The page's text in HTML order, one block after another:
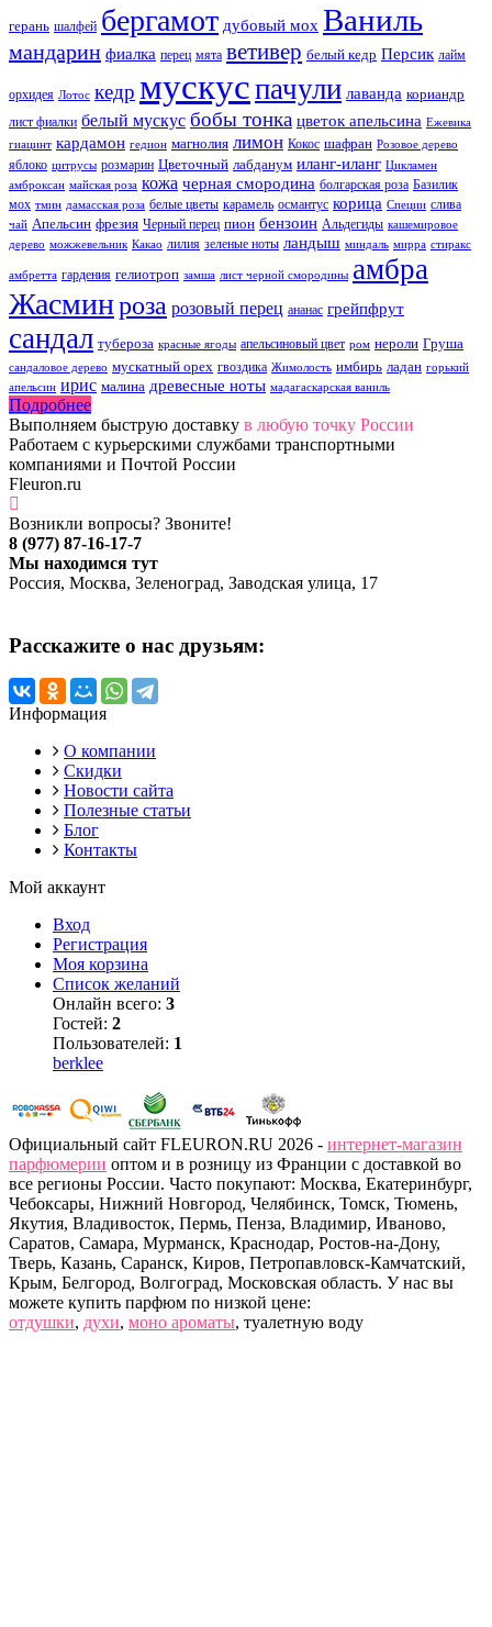
герань шалфей бергамот дубовый мох Ваниль
мандарин фиалка перец мята ветивер белый кедр Персик лайм
орхидея Лотос кедр мускуспачули лаванда кориандр
лист фиалки белый мускус бобы тонка цветок апельсина Ежевика
гиацинт кардамон гедион магнолия лимон Кокос шафран Розовое дерево
яблоко цитрусы розмарин Цветочный лабданум иланг-иланг Цикламен
амброксан майская роза кожа черная смородина болгарская роза Базилик
мох тмин дамасская роза белые цветы карамель османтус корица Специи слива
чай Апельсин фрезия Черный перец пион бензоин Альдегиды кашемировое
дерево можжевельник Какао лилия зеленые ноты ландыш миндаль мирра стиракс
амбретта гардения гелиотроп замша лист черной смородины амбра
Жасминроза розовый перец ананас грейпфрут
сандал тубероза красные ягоды апельсиновый цвет ром нероли Груша
сандаловое дерево мускатный орех гвоздика Жимолость имбирь ладан горький
апельсин ирис малина древесные ноты мадагаскарская ваниль
Подробнее
Выполняем быструю доставку в любую точку России
Работаем с курьерскими службами транспортными
компаниями и Почтой России
Fleuron.ru
Возникли вопросы? Звоните!
8 (977) 87-16-17-7
Мы находимся тут
Россия, Москва, Зеленоград, Заводская улица, 17
Расскажите о нас друзьям:
Информация
О компании
Скидки
Новости сайта
Полезные статьи
Блог
Контакты
Мой аккаунт
Вход
Регистрация
Моя корзина
Список желаний
Онлайн всего: 3
Гостей: 2
Пользователей: 1
berklee
Официальный сайт FLEURON.RU 2026 - интернет-магазин
парфюмерии оптом и в розницу из Франции с доставкой во
все регионы России. Часто покупают: Москва, Екатеринбург,
Чебоксары, Нижний Новгород, Челябинск, Томск, Тюмень,
Якутия, Владивосток, Пермь, Пенза, Владимир, Иваново,
Саратов, Самара, Мурманск, Краснодар, Ростов-на-Дону,
Тверь, Казань, Саранск, Киров, Петропавловск-Камчатский,
Крым, Белгород, Волгоград, Московская область. У нас вы
можете купить парфюм по низкой цене:
отдушки, духи, моно ароматы, туалетную воду